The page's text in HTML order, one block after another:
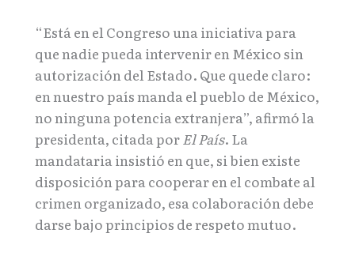
“Está en el Congreso una iniciativa para
que nadie pueda intervenir en México sin
autorización del Estado. Que quede claro:
en nuestro país manda el pueblo de México,
no ninguna potencia extranjera”, afirmó la
presidenta, citada por El País. La
mandataria insistió en que, si bien existe
disposición para cooperar en el combate al
crimen organizado, esa colaboración debe
darse bajo principios de respeto mutuo.